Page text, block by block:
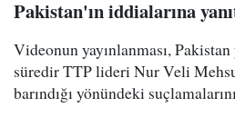
Pakistan'ın iddialarına
Videonun yayınlanması,
süredir TTP lideri Nur Veli
barındığı yönündeki